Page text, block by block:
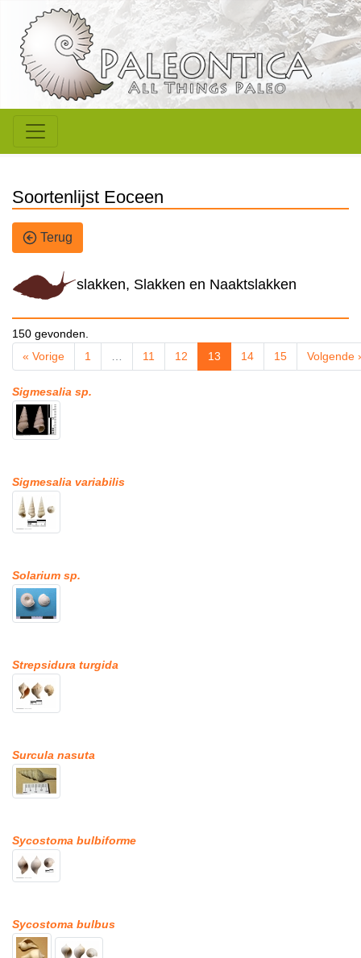
Soortenlijst Eoceen
Terug
slakken, Slakken en Naaktslakken
150 gevonden.
« Vorige
1 … 11 12 13 14 15 Volgende
Sigmesalia sp.
Sigmesalia variabilis
Solarium sp.
Strepsidura turgida
Surcula nasuta
Sycostoma bulbiforme
Sycostoma bulbus